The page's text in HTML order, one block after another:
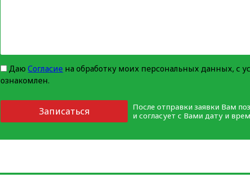
ДаюСогласие на обработку моих персональных данных, с
ознакомлен.
Записаться
После отправки заявки Вам
и согласует с Вами дату и